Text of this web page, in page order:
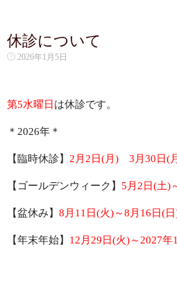
診療案内
MENU
診療予約
初診の方
お問い合わせ
休診について
2026年1月5日
第5水曜日は休診です。
＊2026年＊
【臨時休診】 2月2日(月) 3月30日(
【ゴールデンウィーク】 5月2日(土)
【盆休み】 8月11日(火)～8月16日(
【年末年始】 12月29日(火)～2027年